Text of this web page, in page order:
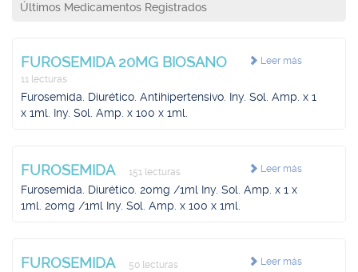
Últimos Medicamentos Registrados
Leer más
FUROSEMIDA 20MG BIOSANO
11 lecturas
Furosemida. Diurético. Antihipertensivo. Iny. Sol. Amp. x 1
x 1ml. Iny. Sol. Amp. x 100 x 1ml.
Leer más
FUROSEMIDA 151 lecturas
Furosemida. Diurético. 20mg /1ml Iny. Sol. Amp. x 1 x
1ml. 20mg /1ml Iny. Sol. Amp. x 100 x 1ml.
Leer más
FUROSEMIDA 50 lecturas